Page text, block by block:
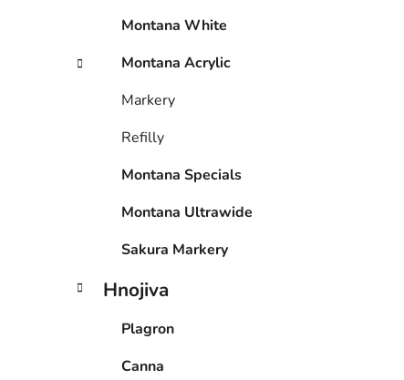
e
l
Montana White
Montana Acrylic
Markery
Refilly
Montana Specials
Montana Ultrawide
Sakura Markery
Hnojiva
Plagron
Canna